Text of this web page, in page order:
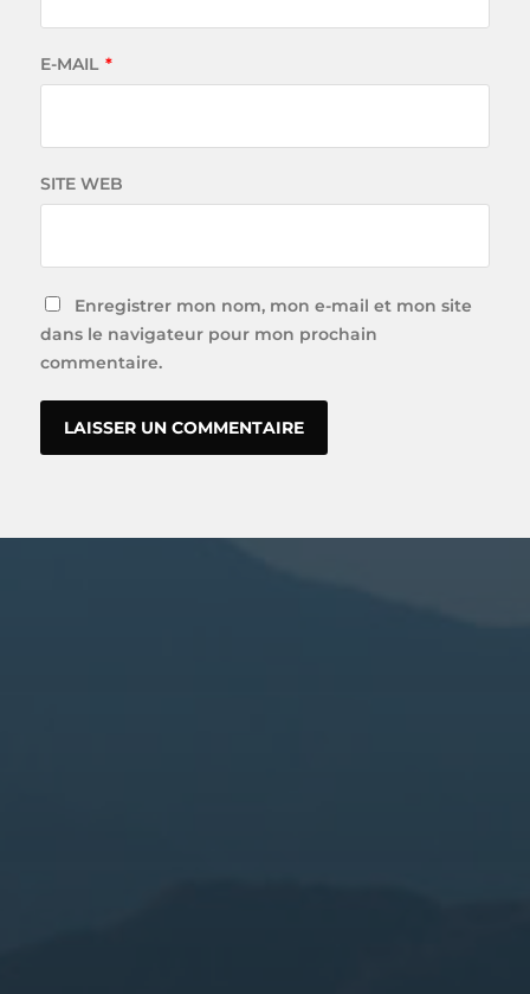
E-MAIL *
SITE WEB
Enregistrer mon nom, mon e-mail et mon site
dans le navigateur pour mon prochain
commentaire.